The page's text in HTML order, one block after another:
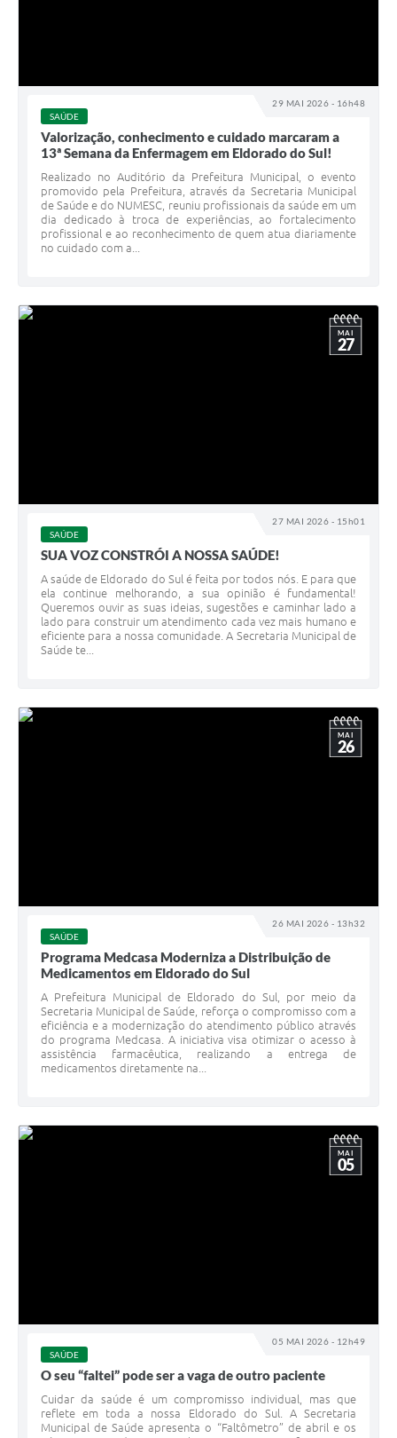
29 MAI 2026 - 16h48
SAÚDE
Valorização, conhecimento e cuidado marcaram a
13ª Semana da Enfermagem em Eldorado do Sul!
Realizado no Auditório da Prefeitura Municipal, o evento
promovido pela Prefeitura, através da Secretaria Municipal
de Saúde e do NUMESC, reuniu profissionais da saúde em um
dia dedicado à troca de experiências, ao fortalecimento
profissional e ao reconhecimento de quem atua diariamente
no cuidado com a...
27 MAI 2026 - 15h01
MAI
27
SAÚDE
SUA VOZ CONSTRÓI A NOSSA SAÚDE!
A saúde de Eldorado do Sul é feita por todos nós. E para que
ela continue melhorando, a sua opinião é fundamental!
Queremos ouvir as suas ideias, sugestões e caminhar lado a
lado para construir um atendimento cada vez mais humano e
eficiente para a nossa comunidade. A Secretaria Municipal de
Saúde te...
26 MAI 2026 - 13h32
MAI
26
SAÚDE
Programa Medcasa Moderniza a Distribuição de
Medicamentos em Eldorado do Sul
A Prefeitura Municipal de Eldorado do Sul, por meio da
Secretaria Municipal de Saúde, reforça o compromisso com a
eficiência e a modernização do atendimento público através
do programa Medcasa. A iniciativa visa otimizar o acesso à
assistência farmacêutica, realizando a entrega de
medicamentos diretamente na...
05 MAI 2026 - 12h49
MAI
05
SAÚDE
O seu “faltei” pode ser a vaga de outro paciente
Cuidar da saúde é um compromisso individual, mas que
reflete em toda a nossa Eldorado do Sul. A Secretaria
Municipal de Saúde apresenta o “Faltômetro” de abril e os